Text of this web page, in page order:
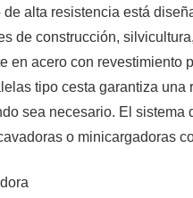
alta resistencia está
de construcción,
en acero con
tipo cesta garantiza
sea necesario. El
o minicargadoras